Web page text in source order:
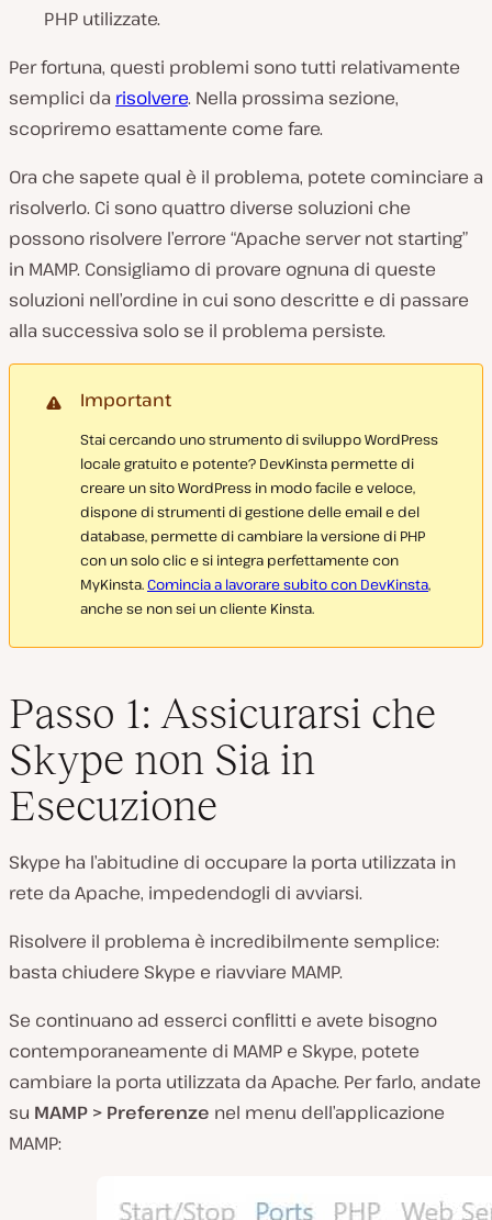
PHP utilizzate.
Per fortuna, questi problemi sono tutti relativamente
semplici da risolvere. Nella prossima sezione,
scopriremo esattamente come fare.
Ora che sapete qual è il problema, potete cominciare a
risolverlo. Ci sono quattro diverse soluzioni che
possono risolvere l’errore “Apache server not starting”
in MAMP. Consigliamo di provare ognuna di queste
soluzioni nell’ordine in cui sono descritte e di passare
alla successiva solo se il problema persiste.
Important
Stai cercando uno strumento di sviluppo WordPress
locale gratuito e potente? DevKinsta permette di
creare un sito WordPress in modo facile e veloce,
dispone di strumenti di gestione delle email e del
database, permette di cambiare la versione di PHP
con un solo clic e si integra perfettamente con
MyKinsta.Comincia a lavorare subito con DevKinsta,
anche se non sei un cliente Kinsta.
Passo 1: Assicurarsi che
Skype non Sia in
Esecuzione
Skype ha l’abitudine di occupare la porta utilizzata in
rete da Apache, impedendogli di avviarsi.
Risolvere il problema è incredibilmente semplice:
basta chiudere Skype e riavviare MAMP.
Se continuano ad esserci conflitti e avete bisogno
contemporaneamente di MAMP e Skype, potete
cambiare la porta utilizzata da Apache. Per farlo, andate
su MAMP > Preferenze nel menu dell’applicazione
MAMP: